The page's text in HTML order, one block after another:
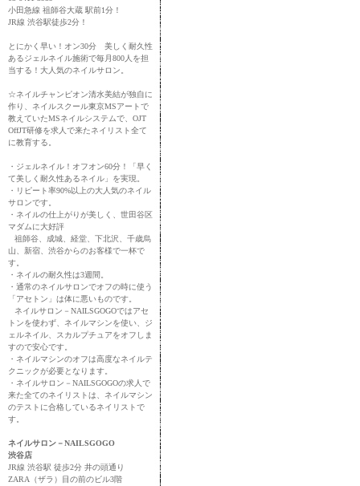
小田急線 祖師谷大蔵 駅前1分！
JR線 渋谷駅徒歩2分！
とにかく早い！オン30分 美しく耐久性
あるジェルネイル施術で毎月800人を担
当する！大人気のネイルサロン。
☆ネイルチャンピオン清水美結が独自に
作り、ネイルスクール東京MSアートで
教えていたMSネイルシステムで、OJT
OffJT研修を求人で来たネイリスト全て
に教育する。
・ジェルネイル！オフオン60分！「早く
て美しく耐久性あるネイル」を実現。
・リピート率90%以上の大人気のネイル
サロンです。
・ネイルの仕上がりが美しく、世田谷区
マダムに大好評
祖師谷、成城、経堂、下北沢、千歳烏
山、新宿、渋谷からのお客様で一杯で
す。
・ネイルの耐久性は3週間。
・通常のネイルサロンでオフの時に使う
「アセトン」は体に悪いものです。
ネイルサロン－NAILSGOGOではアセ
トンを使わず、ネイルマシンを使い、ジ
ェルネイル、スカルプチュアをオフしま
すので安心です。
・ネイルマシンのオフは高度なネイルテ
クニックが必要となります。
・ネイルサロン－NAILSGOGOの求人で
来た全てのネイリストは、ネイルマシン
のテストに合格しているネイリストで
す。
ネイルサロン－NAILSGOGO
渋谷店
JR線 渋谷駅 徒歩2分 井の頭通り
ZARA（ザラ）目の前のビル3階